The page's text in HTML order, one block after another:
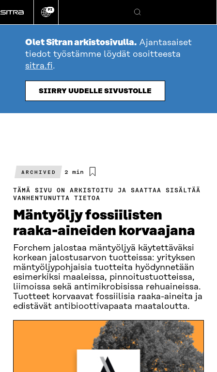
suoraan
sisältöön
Vaihda
kieli
FI
Hae
Olet Sitran arkistosivulla. Ajantasaiset
tiedot työstämme löydät osoitteesta
sitra.fi.
SIIRRY UUDELLE SIVUSTOLLE
ARCHIVED
Arvioitu
2 min
TÄMÄ SIVU ON ARKISTOITU JA SAATTAA SISÄLTÄÄ
VANHENTUNUTTA TIETOA
Mäntyöljy fossiilisten
raaka-aineiden korvaajana
Forchem jalostaa mäntyöljyä käytettäväksi
korkean jalostusarvon tuotteissa: yrityksen
mäntyöljypohjaisia tuotteita hyödynnetään
esimerkiksi maaleissa, pinnoitustuotteissa,
liimoissa sekä antimikrobisissa rehuaineissa.
Tuotteet korvaavat fossiilisia raaka-aineita ja
edistävät antibioottivapaata maataloutta.